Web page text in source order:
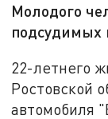
Молодого
подсудимых
22-летнего
Ростовской
автомобиля